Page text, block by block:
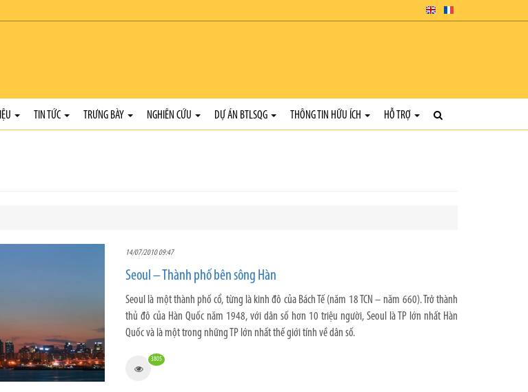
TIN TỨC TRƯNG BÀY NGHIÊN CỨU DỰ ÁN BTLSQG THÔNG TIN HỮU ÍCH HỖ TRỢ
14/07/2010 09:47
Seoul – Thành phố bên sông Hàn
Seoul là một thành phố cổ, từng là kinh đô của Bách Tế (năm 18 TCN – năm 660). Trở thành
thủ đô của Hàn Quốc năm 1948, với dân số hơn 10 triệu người, Seoul là TP lớn nhất Hàn
Quốc và là một trong những TP lớn nhất thế giới tính về dân số.
3805